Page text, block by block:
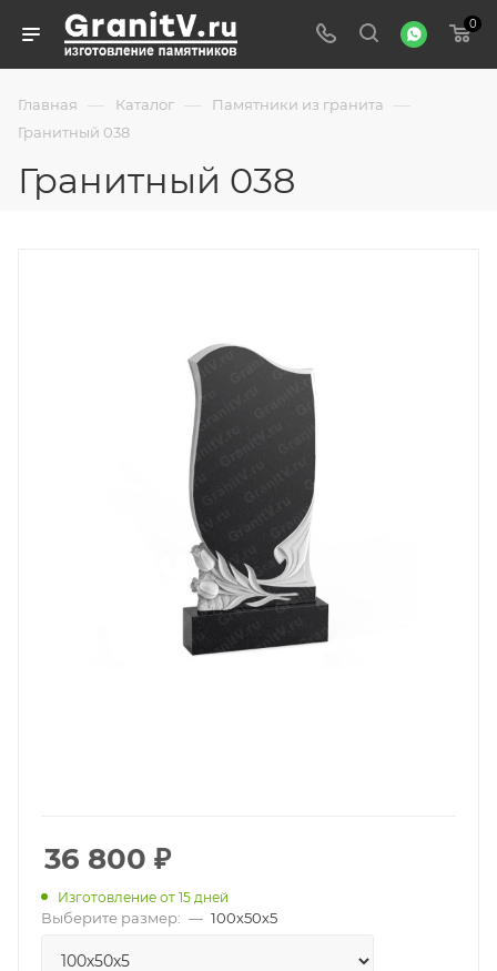
0
Главная — Каталог — Памятники из гранита —
Гранитный 038
Гранитный 038
36 800 ₽
Изготовление от 15 дней
Выберите размер: — 100х50х5